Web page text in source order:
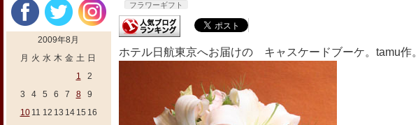
フラワーギフト
ホテル日航東京へお届けの キャスケードブーケ。tamu作
2009年8月
月 火 水 木 金 土 日
1
2
3
4 5 6 7 8
9
10 11 12 13 14 15 16